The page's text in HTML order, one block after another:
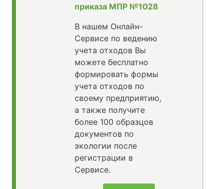
приказа МПР №1028
В нашем Онлайн-
Сервисе по ведению
учета отходов Вы
можете бесплатно
формировать формы
учета отходов по
своему предприятию,
а также получите
более 100 образцов
документов по
экологии после
регистрации в
Сервисе.